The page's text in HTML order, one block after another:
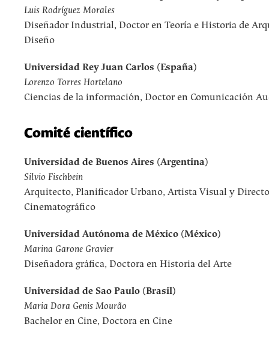
Luis Rodríguez Morales
Diseñador Industrial, Doctor en Teoría e Historia de
Diseño
Universidad Rey Juan Carlos (España)
Lorenzo Torres Hortelano
Ciencias de la información, Doctor en Comunicación
Comité científico
Universidad de Buenos Aires (Argentina)
Silvio Fischbein
Arquitecto, Planificador Urbano, Artista Visual y
Cinematográfico
Universidad Autónoma de México (México)
Marina Garone Gravier
Diseñadora gráfica, Doctora en Historia del Arte
Universidad de Sao Paulo (Brasil)
Maria Dora Genis Mourão
Bachelor en Cine, Doctora en Cine